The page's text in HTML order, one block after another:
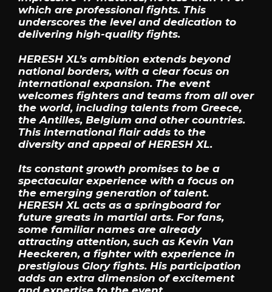
which are professional fights. This
underscores the level and dedication to
delivering high-quality fights.
HERESH XL’s ambition extends beyond
national borders, with a clear focus on
international expansion. The event
welcomes fighters and teams from all over
the world, including talents from Greece,
the Antilles, Belgium and other countries.
This international flair adds to the
diversity and appeal of HERESH XL.
Its constant growth promises to be a
spectacular experience with a focus on
the emerging generation of talent.
HERESH XL acts as a springboard for
future greats in martial arts. For fans,
some familiar names are already
attracting attention, such as Kevin Van
Heeckeren, a fighter with experience in
prestigious Glory fights. His participation
adds an extra dimension of excitement